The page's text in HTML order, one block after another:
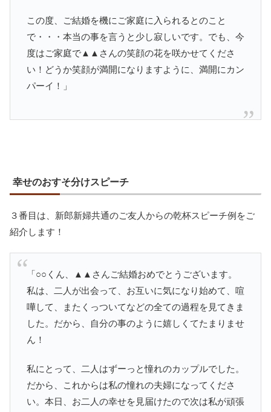
この度、ご結婚を機にご家庭に入られるとのこと
で・・・本当の事を言うと少し寂しいです。でも、今
度はご家庭で▲▲さんの笑顔の花を咲かせてくださ
い！どうか笑顔が満開になりますように、満開にカン
パーイ！」
幸せのおすそ分けスピーチ
３番目は、新郎新婦共通のご友人からの乾杯スピーチ例をご
紹介します！
「○○くん、▲▲さんご結婚おめでとうございます。
私は、二人が出会って、お互いに気になり始めて、喧
嘩して、またくっついてなどの全ての過程を見てきま
した。だから、自分の事のように嬉しくてたまりませ
ん！
私にとって、二人はずーっと憧れのカップルでした。
だから、これからは私の憧れの夫婦になってくださ
い。本日、お二人の幸せを見届けたので次は私が頑張